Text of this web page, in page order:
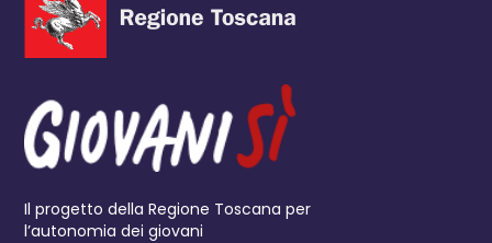
Il progetto della Regione Toscana per
l’autonomia dei giovani